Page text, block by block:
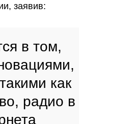
заявив:
в том,
как
радио в